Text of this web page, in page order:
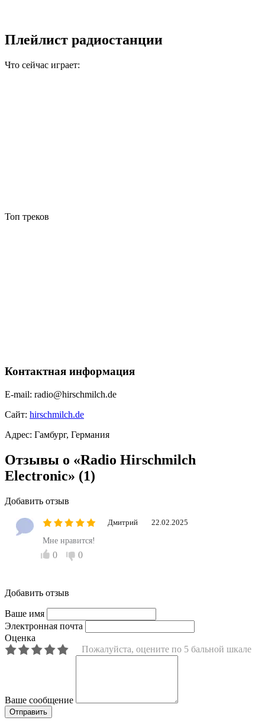
Плейлист радиостанции
Что сейчас играет:
Топ треков
Контактная информация
E-mail: radio@hirschmilch.de
Сайт: hirschmilch.de
Адрес: Гамбург, Германия
Отзывы о «Radio Hirschmilch
Electronic» (1)
Добавить отзыв
Дмитрий 22.02.2025
Мне нравится!
0 0
Добавить отзыв
Ваше имя
Электронная почта
Оценка
Пожалуйста, оцените по 5 бальной шкале
Ваше сообщение